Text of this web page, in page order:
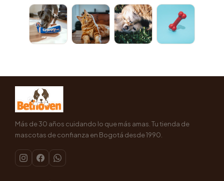
Más de 30 años cuidando lo que más amas. Tu tienda de
mascotas de confianza en Bogotá desde 1990.